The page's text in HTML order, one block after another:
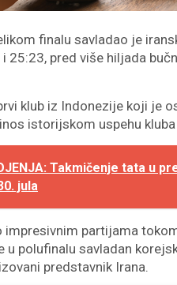
finalu savladao je
pred više hiljada
klub iz Indonezije koji je
istorijskom uspehu
Takmičenje tata u
jula
partijama
u polufinalu savladan
predstavnik Irana.